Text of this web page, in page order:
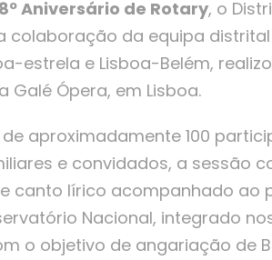
Aniversário de Rotary, o
colaboração da equipa
estrela e Lisboa-Belém,
Galé Ópera, em Lisboa.
aproximadamente 100
e convidados, a sessão
canto lírico acompanhado ao
Nacional, integrado
o objetivo de angariação de